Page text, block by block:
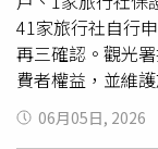
氣候因素影響。
工程團隊初步研
堆鑾山區長期累
內部，使部分尚
去年已貫通，但
41家旅行社自行
再三確認。觀光
費者權益，並維
展觀光條例》第
行業營運狀況。
06月05日, 2026